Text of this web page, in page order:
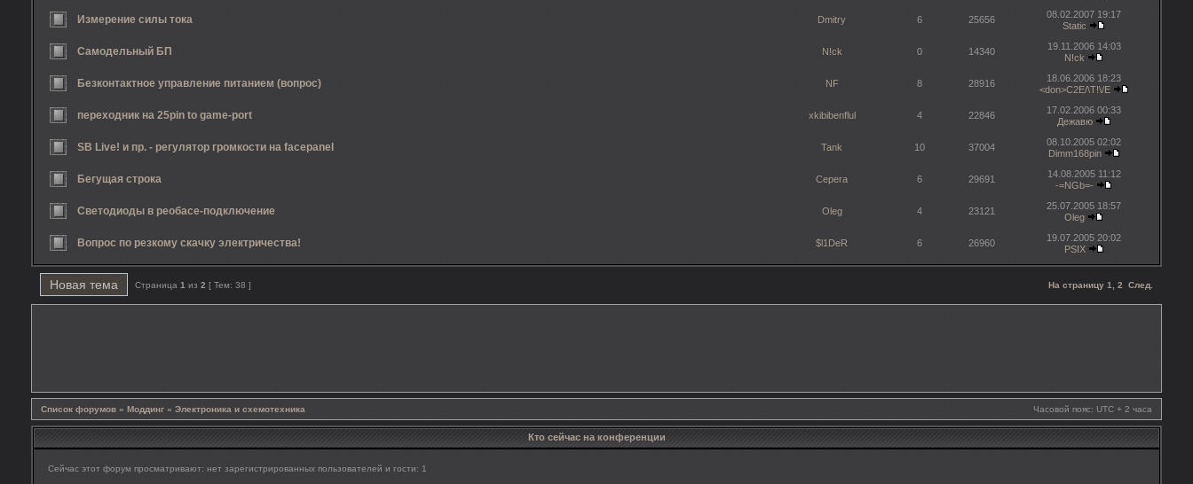
Измерение силы тока Dmitry 6 25656
08.02.2007 19:17
Static
Cамодельный БП N!ck 0 14340
19.11.2006 14:03
N!ck
Безконтактное управление питанием (вопрос) NF 8 28916
18.06.2006 18:23
<don>C2E/\T!\/E
переходник на 25pin to game-port xkibibenflul 4 22846
17.02.2006 00:33
Дежавю
SB Live! и пр. - регулятор громкости на facepanel Tank 10 37004
08.10.2005 02:02
Dimm168pin
Бегущая строка Серега 6 29691
14.08.2005 11:12
-=NGb=-
Светодиоды в реобасе-подключение Oleg 4 23121
25.07.2005 18:57
Oleg
Вопрос по резкому скачку электричества! $l1DeR 6 26960
19.07.2005 20:02
PSIX
На страницу 1 2 След.
Новая тема Страница 1 из 2 [ Тем: 38 ]
Список форумов » Моддинг » Электроника и схемотехника Часовой пояс: UTC + 2 часа
Кто сейчас на конференции
Сейчас этот форум просматривают: нет зарегистрированных пользователей и гости: 1